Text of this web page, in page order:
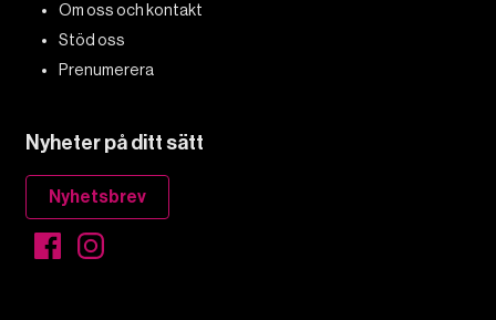
Om oss och kontakt
Stöd oss
Prenumerera
Nyheter på ditt sätt
Nyhetsbrev